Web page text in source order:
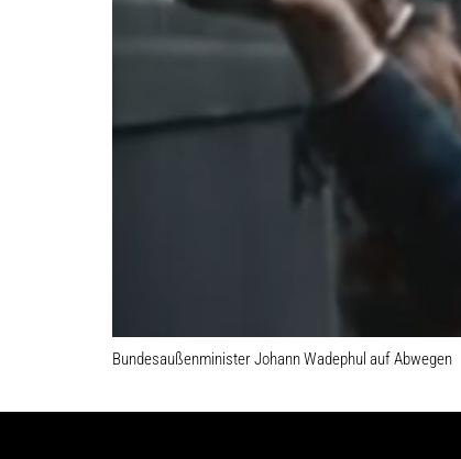
Bundesaußenminister Johann Wadephul auf Abwegen